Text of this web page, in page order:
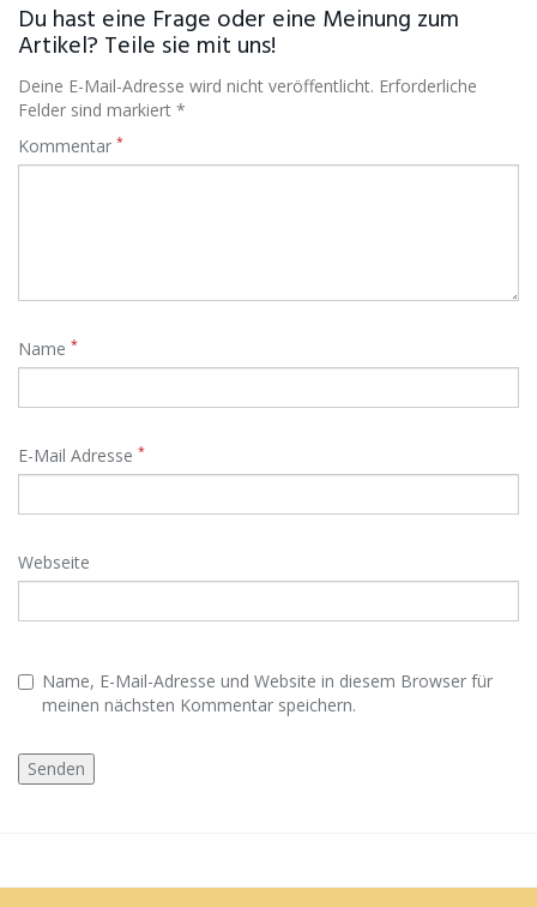
Du hast eine Frage oder eine Meinung zum
Artikel? Teile sie mit uns!
Deine E-Mail-Adresse wird nicht veröffentlicht. Erforderliche
Felder sind markiert *
Kommentar *
Name *
E-Mail Adresse *
Webseite
Name, E-Mail-Adresse und Website in diesem Browser für
meinen nächsten Kommentar speichern.